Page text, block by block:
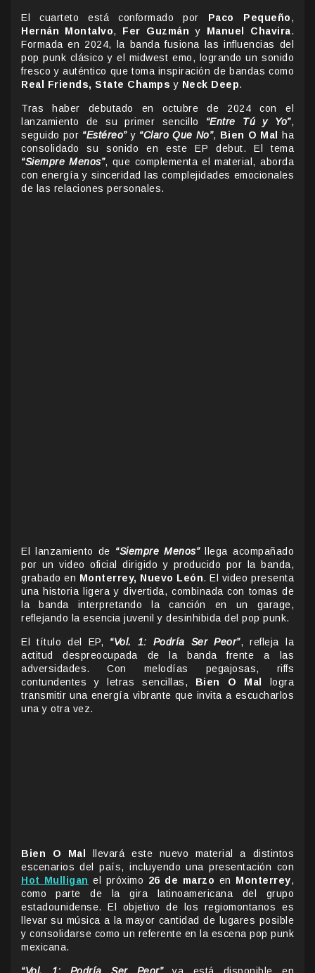
El cuarteto está conformado por Paco Pequeño,
Hernán Montalvo, Fer Guzmán y Manuel Chavira.
Formada en 2024, la banda fusiona las influencias del
pop punk clásico y el midwest emo, logrando un sonido
fresco y auténtico que toma inspiración de bandas como
Real Friends, State Champs y Neck Deep.
Tras haber debutado en octubre de 2024 con el
lanzamiento de su primer sencillo “Entre Tú y Yo”,
seguido por “Estéreo”y “Claro Que No”, Bien O Mal
ha
consolidado su sonido en este EP debut. El tema
“Siempre Menos”, que complementa el material, aborda
con energía y sinceridad las complejidades emocionales
de las relaciones personales.
El lanzamiento de “Siempre Menos”llega acompañado
por un video oficial dirigido y producido por la banda,
grabado en Monterrey, Nuevo León. El video presenta
una historia ligera y divertida, combinada con tomas de
la banda interpretando la canción en un garage,
reflejando la esencia juvenil y desinhibida del pop punk.
El título del EP, “Vol. 1: Podría Ser Peor”, refleja la
actitud despreocupada de la banda frente a las
adversidades. Con melodías pegajosas, riffs
contundentes y letras sencillas, Bien O Mal
logra
transmitir una energía vibrante que invita a escucharlos
una y otra vez.
Bien O Mal
llevará este nuevo material a distintos
escenarios del país, incluyendo una presentación con
Hot Mulligan el próximo 26 de marzo en Monterrey,
como parte de la gira latinoamericana del grupo
estadounidense. El objetivo de los regiomontanos es
llevar su música a la mayor cantidad de lugares posible
y consolidarse como un referente en la escena pop punk
mexicana.
“Vol. 1: Podría Ser Peor”ya está disponible en